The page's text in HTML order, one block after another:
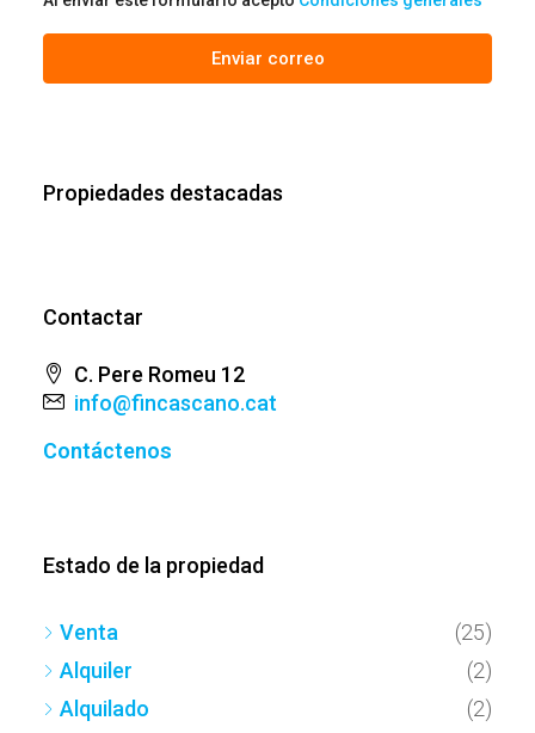
Enviar correo
Propiedades destacadas
Contactar
C. Pere Romeu 12
info@fincascano.cat
Contáctenos
Estado de la propiedad
Venta
(25)
Alquiler
(2)
Alquilado
(2)